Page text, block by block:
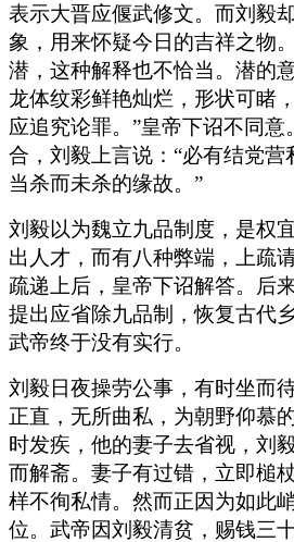
表示大晋应偃武修文。而刘毅
象，用来怀疑今日的吉祥之物
潜，这种解释也不恰当。潜的
龙体纹彩鲜艳灿烂，形状可睹
应追究论罪。”皇帝下诏不同意
合，刘毅上言说：“必有结党营
当杀而未杀的缘故。”
刘毅以为魏立九品制度，是权
出人才，而有八种弊端，上疏
疏递上后，皇帝下诏解答。后
提出应省除九品制，恢复古代
武帝终于没有实行。
刘毅日夜操劳公事，有时坐而
正直，无所曲私，为朝野仰慕
时发疾，他的妻子去省视，刘
而解斋。妻子有过错，立即槌
样不徇私情。然而正因为如此
位。武帝因刘毅清贫，赐钱三